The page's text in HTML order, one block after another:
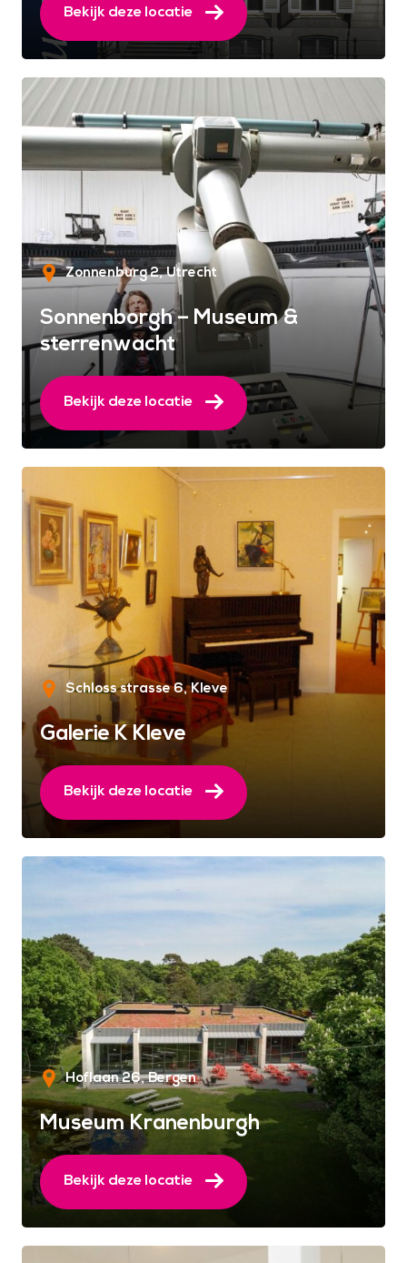
Bekijk deze locatie
Zonnenburg 2 Utrecht
Sonnenborgh – Museum &
sterrenwacht
Bekijk deze locatie
Schloss strasse 6 Kleve
Galerie K Kleve
Bekijk deze locatie
Hoflaan 26 Bergen
Museum Kranenburgh
Bekijk deze locatie